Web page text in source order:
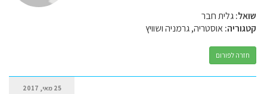
שואל:גלית חבר
קטגוריה:אוסטריה, גרמניה ושוויץ
חזרה לפורום
25 מאי, 2017